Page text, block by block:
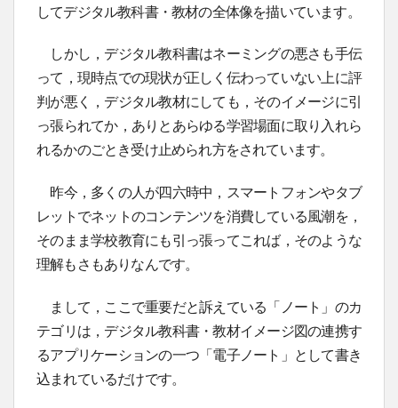
してデジタル教科書・教材の全体像を描いています。
しかし，デジタル教科書はネーミングの悪さも手伝
って，現時点での現状が正しく伝わっていない上に評
判が悪く，デジタル教材にしても，そのイメージに引
っ張られてか，ありとあらゆる学習場面に取り入れら
れるかのごとき受け止められ方をされています。
昨今，多くの人が四六時中，スマートフォンやタブ
レットでネットのコンテンツを消費している風潮を，
そのまま学校教育にも引っ張ってこれば，そのような
理解もさもありなんです。
まして，ここで重要だと訴えている「ノート」のカ
テゴリは，デジタル教科書・教材イメージ図の連携す
るアプリケーションの一つ「電子ノート」として書き
込まれているだけです。